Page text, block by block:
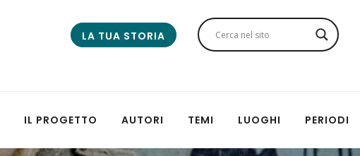
LA TUA STORIA
IL PROGETTO AUTORI TEMI LUOGHI PERIODI